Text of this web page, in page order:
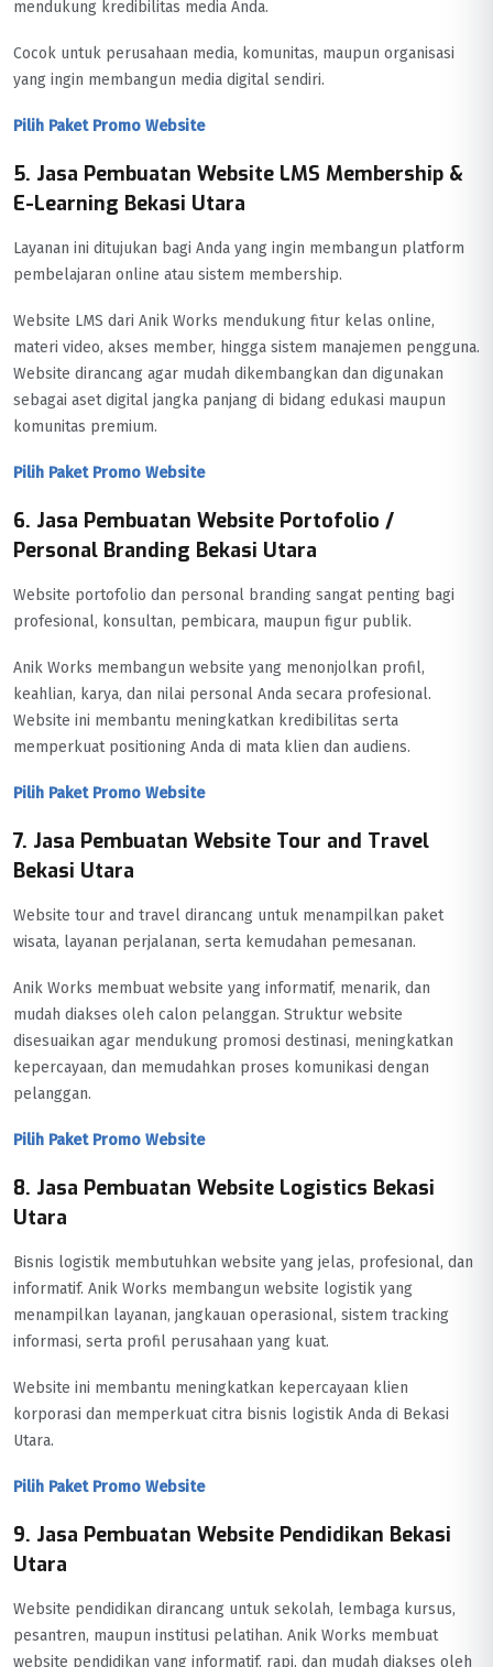
mendukung kredibilitas media Anda.
Cocok untuk perusahaan media, komunitas, maupun organisasi
yang ingin membangun media digital sendiri.
Pilih Paket Promo Website
5. Jasa Pembuatan Website LMS Membership &
E-Learning Bekasi Utara
Layanan ini ditujukan bagi Anda yang ingin membangun platform
pembelajaran online atau sistem membership.
Website LMS dari Anik Works mendukung fitur kelas online,
materi video, akses member, hingga sistem manajemen pengguna.
Website dirancang agar mudah dikembangkan dan digunakan
sebagai aset digital jangka panjang di bidang edukasi maupun
komunitas premium.
Pilih Paket Promo Website
6. Jasa Pembuatan Website Portofolio /
Personal Branding Bekasi Utara
Website portofolio dan personal branding sangat penting bagi
profesional, konsultan, pembicara, maupun figur publik.
Anik Works membangun website yang menonjolkan profil,
keahlian, karya, dan nilai personal Anda secara profesional.
Website ini membantu meningkatkan kredibilitas serta
memperkuat positioning Anda di mata klien dan audiens.
Pilih Paket Promo Website
7. Jasa Pembuatan Website Tour and Travel
Bekasi Utara
Website tour and travel dirancang untuk menampilkan paket
wisata, layanan perjalanan, serta kemudahan pemesanan.
Anik Works membuat website yang informatif, menarik, dan
mudah diakses oleh calon pelanggan. Struktur website
disesuaikan agar mendukung promosi destinasi, meningkatkan
kepercayaan, dan memudahkan proses komunikasi dengan
pelanggan.
Pilih Paket Promo Website
8. Jasa Pembuatan Website Logistics Bekasi
Utara
Bisnis logistik membutuhkan website yang jelas, profesional, dan
informatif. Anik Works membangun website logistik yang
menampilkan layanan, jangkauan operasional, sistem tracking
informasi, serta profil perusahaan yang kuat.
Website ini membantu meningkatkan kepercayaan klien
korporasi dan memperkuat citra bisnis logistik Anda di Bekasi
Utara.
Pilih Paket Promo Website
9. Jasa Pembuatan Website Pendidikan Bekasi
Utara
Website pendidikan dirancang untuk sekolah, lembaga kursus,
pesantren, maupun institusi pelatihan. Anik Works membuat
website pendidikan yang informatif, rapi, dan mudah diakses oleh